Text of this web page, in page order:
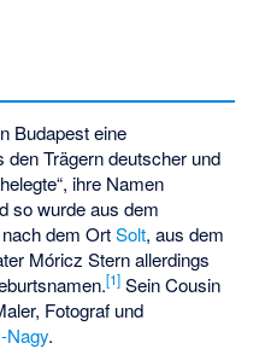
Budapest eine
den Trägern deutscher und
ihre Namen
so wurde aus dem
dem OrtSolt, aus dem
Móricz Stern allerdings
[1] Sein Cousin
Fotograf und
Nagy.